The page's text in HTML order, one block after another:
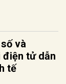
và
tử dẫn
tế